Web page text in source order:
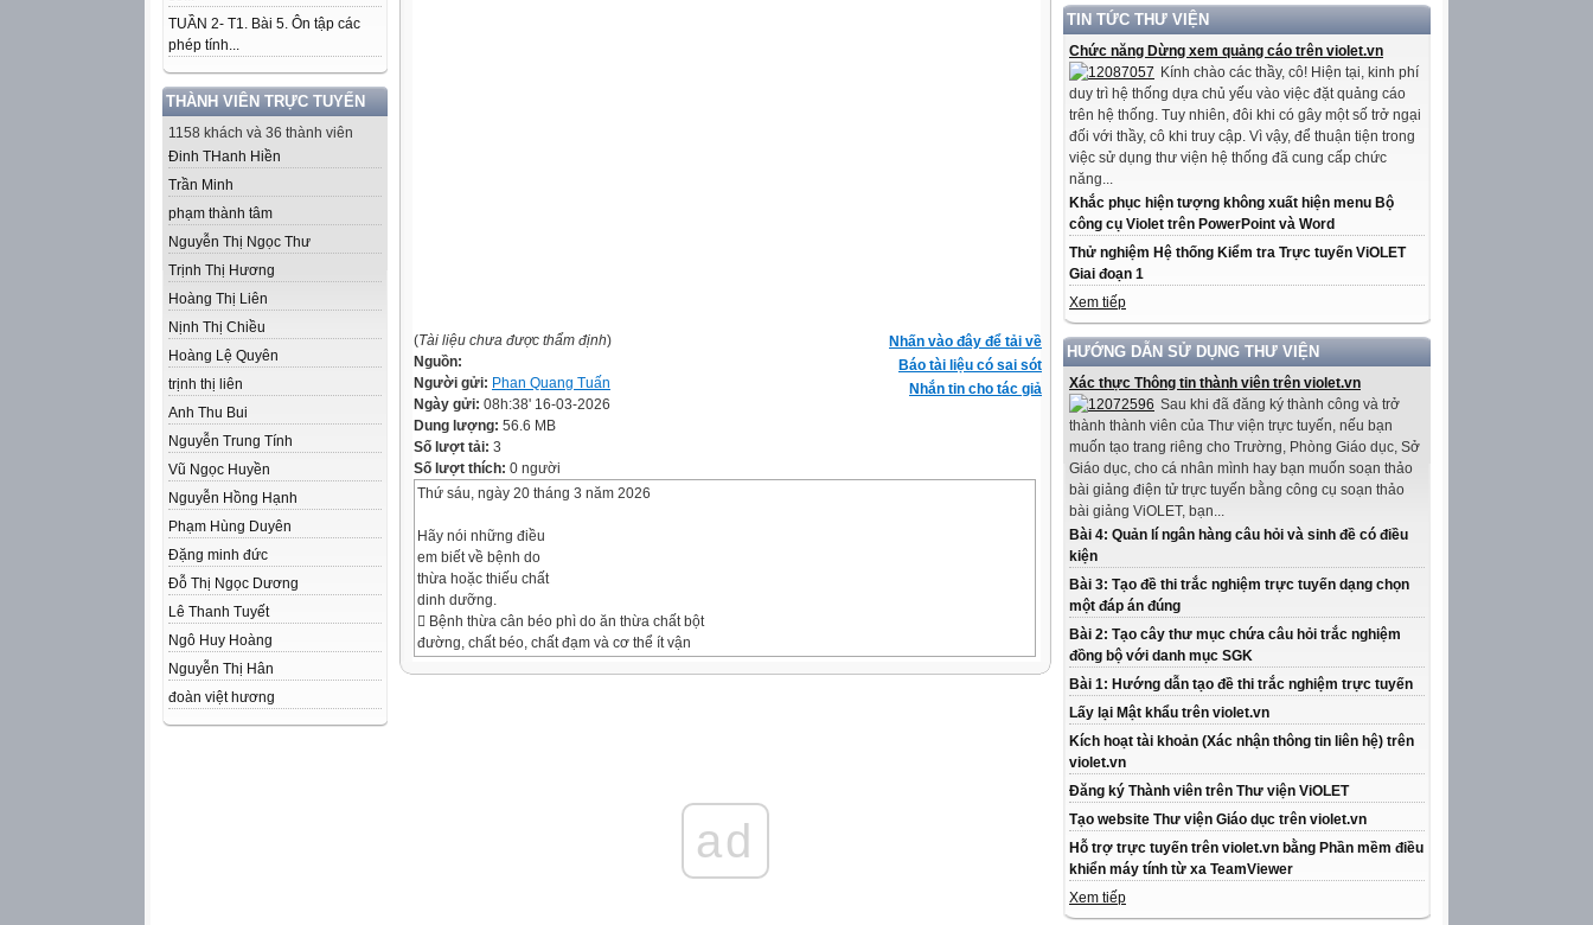
TUẦN 2- T1. Bài 5. Ôn tập các
phép tính...
THÀNH VIÊN TRỰC TUYẾN
1158 khách và 36 thành viên
Đinh THanh Hiền
Trần Minh
phạm thành tâm
Nguyễn Thị Ngọc Thư
Trịnh Thị Hương
Hoàng Thị Liên
Nịnh Thị Chiều
Hoàng Lệ Quyên
trịnh thị liên
Anh Thu Bui
Nguyễn Trung Tính
Vũ Ngọc Huyền
Nguyễn Hồng Hạnh
Phạm Hùng Duyên
Đặng minh đức
Đỗ Thị Ngọc Dương
Lê Thanh Tuyết
Ngô Huy Hoàng
Nguyễn Thị Hân
đoàn việt hương
TIN TỨC THƯ VIỆN
Chức năng Dừng xem quảng cáo trên violet.vn
Kính chào các thầy, cô! Hiện tại, kinh phí
duy trì hệ thống dựa chủ yếu vào việc đặt quảng cáo
trên hệ thống. Tuy nhiên, đôi khi có gây một số trở ngại
đối với thầy, cô khi truy cập. Vì vậy, để thuận tiện trong
việc sử dụng thư viện hệ thống đã cung cấp chức
năng...
Khắc phục hiện tượng không xuất hiện menu Bộ
công cụ Violet trên PowerPoint và Word
Thử nghiệm Hệ thống Kiểm tra Trực tuyến ViOLET
Giai đoạn 1
Xem tiếp
HƯỚNG DẪN SỬ DỤNG THƯ VIỆN
Xác thực Thông tin thành viên trên violet.vn
Sau khi đã đăng ký thành công và trở
thành thành viên của Thư viện trực tuyến, nếu bạn
muốn tạo trang riêng cho Trường, Phòng Giáo dục, Sở
Giáo dục, cho cá nhân mình hay bạn muốn soạn thảo
bài giảng điện tử trực tuyến bằng công cụ soạn thảo
bài giảng ViOLET, bạn...
Bài 4: Quản lí ngân hàng câu hỏi và sinh đề có điều
kiện
Bài 3: Tạo đề thi trắc nghiệm trực tuyến dạng chọn
một đáp án đúng
Bài 2: Tạo cây thư mục chứa câu hỏi trắc nghiệm
đồng bộ với danh mục SGK
Bài 1: Hướng dẫn tạo đề thi trắc nghiệm trực tuyến
Lấy lại Mật khẩu trên violet.vn
Kích hoạt tài khoản (Xác nhận thông tin liên hệ) trên
violet.vn
Đăng ký Thành viên trên Thư viện ViOLET
Tạo website Thư viện Giáo dục trên violet.vn
Hỗ trợ trực tuyến trên violet.vn bằng Phần mềm điều
khiển máy tính từ xa TeamViewer
Xem tiếp
Nhấn vào đây để tải về
Báo tài liệu có sai sót
Nhắn tin cho tác giả
(Tài liệu chưa được thẩm định)
Nguồn:
Người gửi: Phan Quang Tuấn
Ngày gửi: 08h:38' 16-03-2026
Dung lượng: 56.6 MB
Số lượt tải: 3
Số lượt thích: 0 người
Thứ sáu, ngày 20 tháng 3 năm 2026
Hãy nói những điều
em biết về bệnh do
thừa hoặc thiếu chất
dinh dưỡng.
 Bệnh thừa cân béo phì do ăn thừa chất bột
đường, chất béo, chất đạm và cơ thể ít vận
Người bị bệnh thừa cân béo phì có cân nặng theo
ad